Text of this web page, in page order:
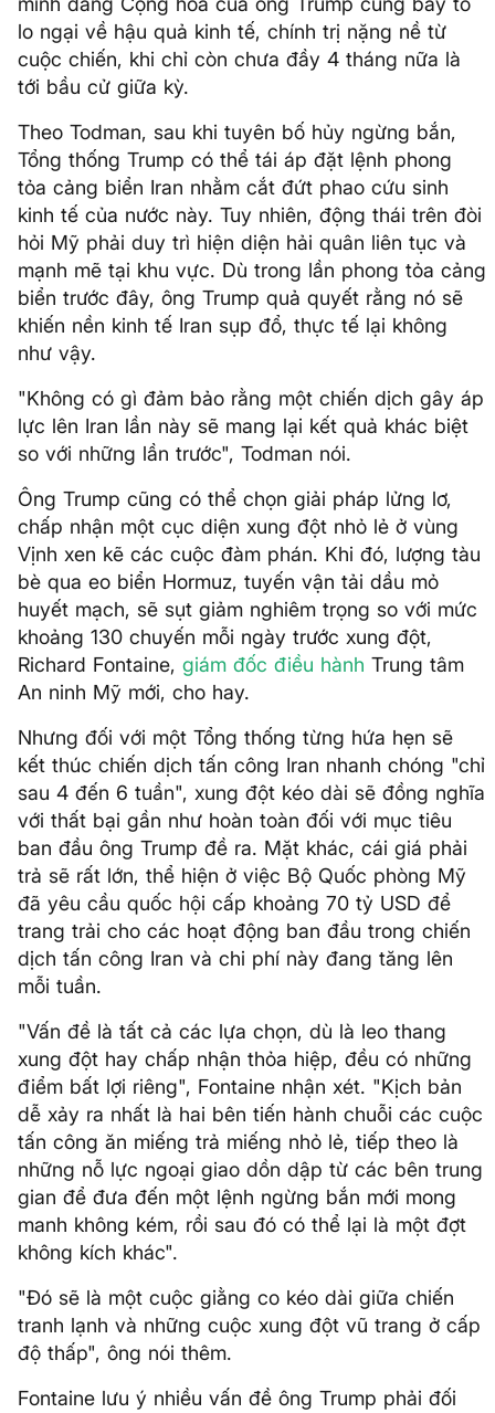
lo ngại về hậu quả kinh tế, chính trị nặng nề từ
cuộc chiến, khi chỉ còn chưa đầy 4 tháng nữa là
tới bầu cử giữa kỳ.
Theo Todman, sau khi tuyên bố hủy ngừng bắn,
Tổng thống Trump có thể tái áp đặt lệnh phong
tỏa cảng biển Iran nhằm cắt đứt phao cứu sinh
kinh tế của nước này. Tuy nhiên, động thái trên đòi
hỏi Mỹ phải duy trì hiện diện hải quân liên tục và
mạnh mẽ tại khu vực. Dù trong lần phong tỏa cảng
biển trước đây, ông Trump quả quyết rằng nó sẽ
khiến nền kinh tế Iran sụp đổ, thực tế lại không
như vậy.
"Không có gì đảm bảo rằng một chiến dịch gây áp
lực lên Iran lần này sẽ mang lại kết quả khác biệt
so với những lần trước", Todman nói.
Ông Trump cũng có thể chọn giải pháp lửng lơ,
chấp nhận một cục diện xung đột nhỏ lẻ ở vùng
Vịnh xen kẽ các cuộc đàm phán. Khi đó, lượng tàu
bè qua eo biển Hormuz, tuyến vận tải dầu mỏ
huyết mạch, sẽ sụt giảm nghiêm trọng so với mức
khoảng 130 chuyến mỗi ngày trước xung đột,
Richard Fontaine, giám đốc điều hành Trung tâm
An ninh Mỹ mới, cho hay.
Nhưng đối với một Tổng thống từng hứa hẹn sẽ
kết thúc chiến dịch tấn công Iran nhanh chóng "chỉ
sau 4 đến 6 tuần", xung đột kéo dài sẽ đồng nghĩa
với thất bại gần như hoàn toàn đối với mục tiêu
ban đầu ông Trump đề ra. Mặt khác, cái giá phải
trả sẽ rất lớn, thể hiện ở việc Bộ Quốc phòng Mỹ
đã yêu cầu quốc hội cấp khoảng 70 tỷ USD để
trang trải cho các hoạt động ban đầu trong chiến
dịch tấn công Iran và chi phí này đang tăng lên
mỗi tuần.
"Vấn đề là tất cả các lựa chọn, dù là leo thang
xung đột hay chấp nhận thỏa hiệp, đều có những
điểm bất lợi riêng", Fontaine nhận xét. "Kịch bản
dễ xảy ra nhất là hai bên tiến hành chuỗi các cuộc
tấn công ăn miếng trả miếng nhỏ lẻ, tiếp theo là
những nỗ lực ngoại giao dồn dập từ các bên trung
gian để đưa đến một lệnh ngừng bắn mới mong
manh không kém, rồi sau đó có thể lại là một đợt
không kích khác".
"Đó sẽ là một cuộc giằng co kéo dài giữa chiến
tranh lạnh và những cuộc xung đột vũ trang ở cấp
độ thấp", ông nói thêm.
Fontaine lưu ý nhiều vấn đề ông Trump phải đối